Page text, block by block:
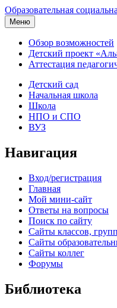
Образовательная
Меню
Обзор возможностей
Детский проект
Аттестация
Детский сад
Начальная школа
Школа
НПО и СПО
ВУЗ
Навигация
Вход/регистрация
Главная
Мой мини-сайт
Ответы на вопросы
Поиск по сайту
Сайты классов,
Сайты
Сайты коллег
Форумы
Библиотека